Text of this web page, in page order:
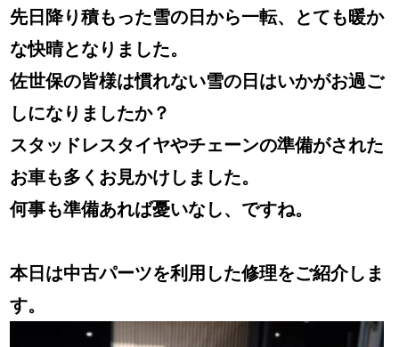
本日は中古パーツを利用した修理をご紹介しま
す。
ラジエーターの中古パーツを取り寄せました。
と何年も乗らないし・・・とか、
今は車に大きなお金をかけられないから、とり